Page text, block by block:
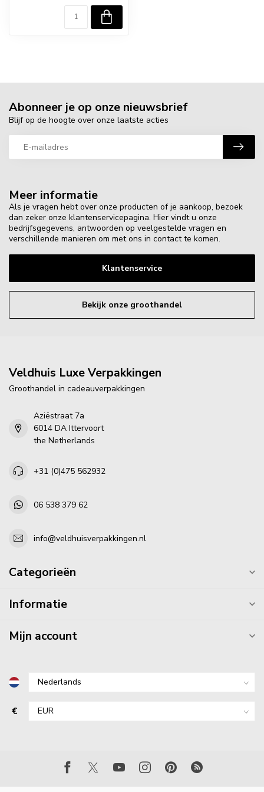
Meer informatie
Als je vragen hebt over onze producten of je aankoop, bezoek
dan zeker onze klantenservicepagina. Hier vindt u onze
bedrijfsgegevens, antwoorden op veelgestelde vragen en
verschillende manieren om met ons in contact te komen.
Klantenservice
Bekijk onze groothandel
Abonneer je op onze nieuwsbrief
Blijf op de hoogte over onze laatste acties
Veldhuis Luxe Verpakkingen
Groothandel in cadeauverpakkingen
Aziëstraat 7a
6014 DA Ittervoort
the Netherlands
+31 (0)475 562932
06 538 379 62
info@veldhuisverpakkingen.nl
Categorieën
Informatie
Mijn account
€